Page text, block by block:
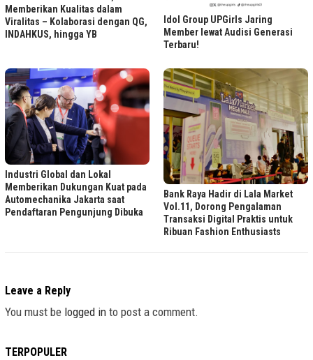
Memberikan Kualitas dalam
Viralitas – Kolaborasi dengan QG,
INDAHKUS, hingga YB
Idol Group UPGirls Jaring
Member lewat Audisi Generasi
Terbaru!
Industri Global dan Lokal
Memberikan Dukungan Kuat pada
Automechanika Jakarta saat
Pendaftaran Pengunjung Dibuka
Bank Raya Hadir di Lala Market
Vol.11, Dorong Pengalaman
Transaksi Digital Praktis untuk
Ribuan Fashion Enthusiasts
Leave a Reply
You must be logged in to post a comment.
TERPOPULER